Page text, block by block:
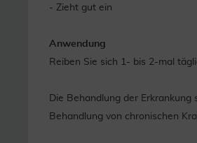
- Zieht gut ein
Anwendung
Reiben Sie sich 1- bis 2-mal
Die Behandlung der
Behandlung von chronischen